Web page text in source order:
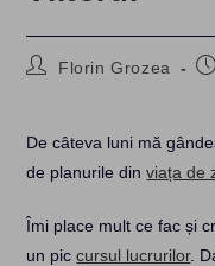
PostFlorin Grozea
De câteva luni mă
de planurile dinviața de
Îmi place mult ce fac și
un piccursul lucrurilor.